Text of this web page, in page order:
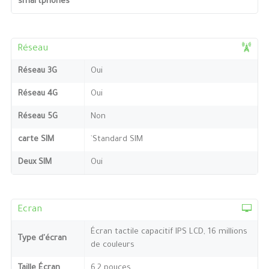
Réseau
Réseau 3G Oui
Réseau 4G Oui
Réseau 5G Non
carte SIM `Standard SIM
Deux SIM Oui
Ecran
Type d'écran
Écran tactile capacitif IPS LCD, 16 millions
de couleurs